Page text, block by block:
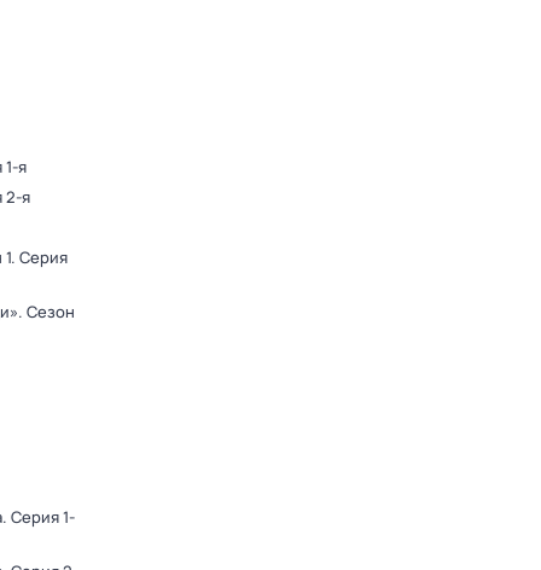
1-я
2-я
. Серия
. Сезон
. Серия 1-